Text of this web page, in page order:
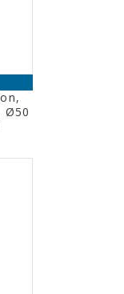
Ø50